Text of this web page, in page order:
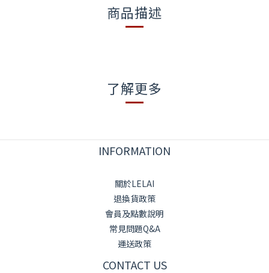
商品描述
了解更多
INFORMATION
關於LELAI
退換貨政策
會員及點數說明
常見問題Q&A
運送政策
CONTACT US